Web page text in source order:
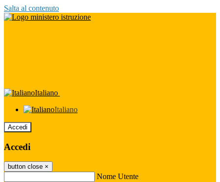
Salta al contenuto
Italiano
Italiano
Accedi
Accedi
button close ×
Nome Utente